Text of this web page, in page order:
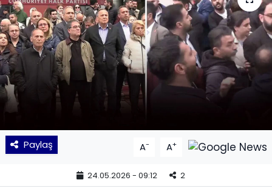
Paylaş A- A+
24.05.2026 - 09:12 2
Siyaset
SPOR
TEKNOLOJİ
Yaşam
YEREL POLİTİKA